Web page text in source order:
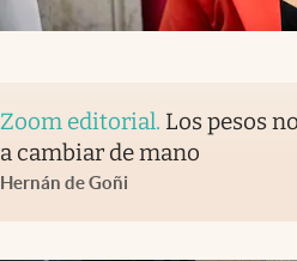
Zoom editorial. Los pesos
a cambiar de mano
Hernán de Goñi